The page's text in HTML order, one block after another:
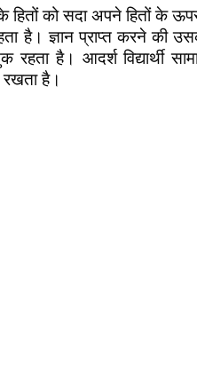
के हितों को सदा अपने हितों
है। ज्ञान प्राप्त करने की
है। आदर्श विद्यार्थी
है।